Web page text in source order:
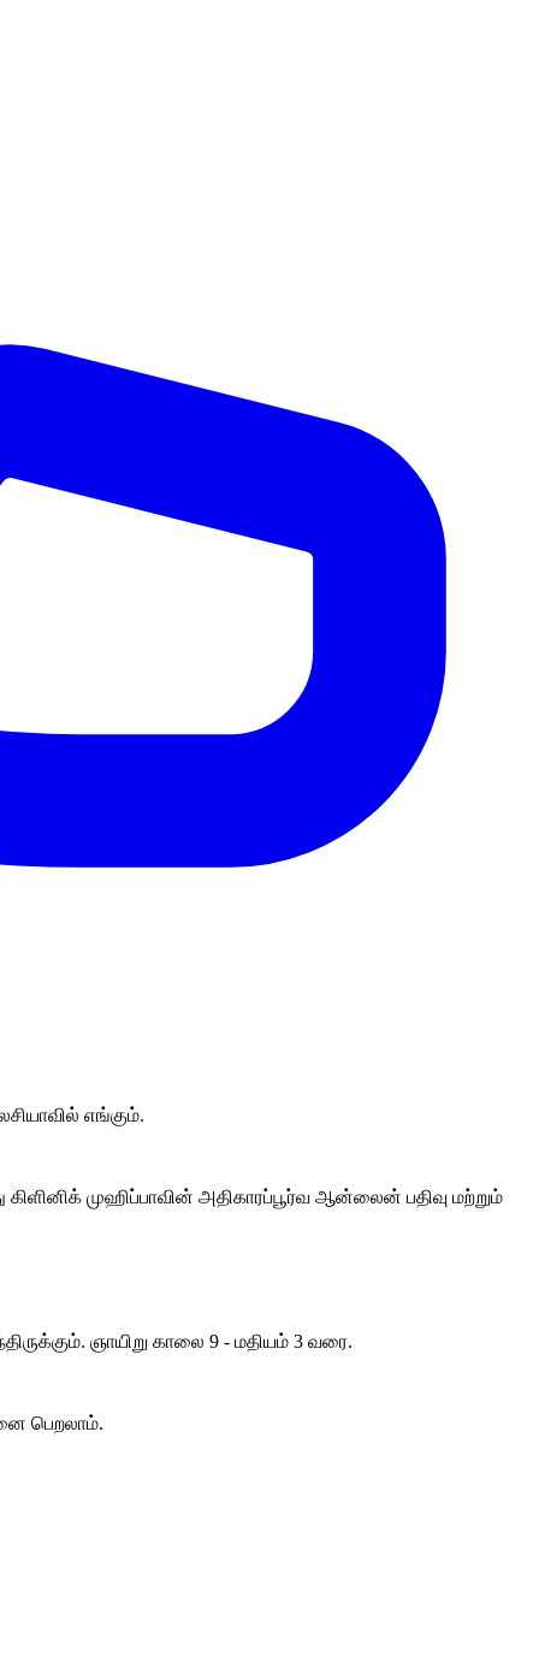
எங்கும்.
கிளினிக் முஹிப்பாவின் அதிகாரப்பூர்வ ஆன்லைன் பதிவு மற்றும்
ஞாயிறு காலை 9 - மதியம் 3 வரை.
பெறலாம்.